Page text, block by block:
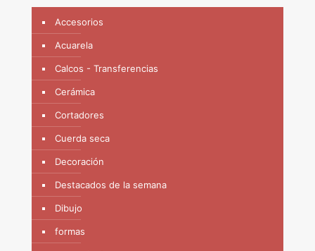
Accesorios
Acuarela
Calcos - Transferencias
Cerámica
Cortadores
Cuerda seca
Decoración
Destacados de la semana
Dibujo
formas